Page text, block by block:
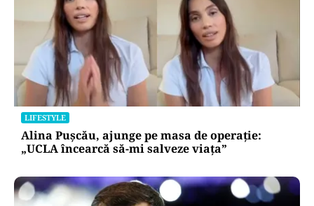
LIFESTYLE
Alina Pușcău, ajunge pe masa de operație:
„UCLA încearcă să-mi salveze viața”